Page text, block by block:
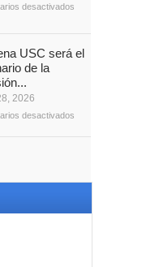
desactivados
USC será el
de la
2026
desactivados